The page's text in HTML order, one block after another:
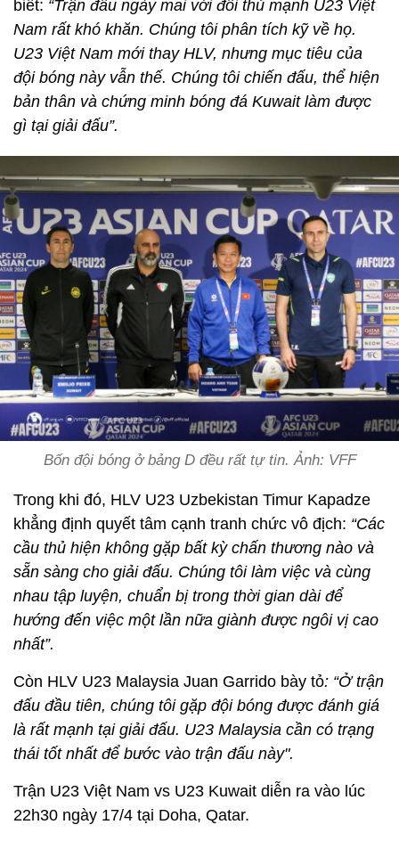
biết: “Trận đấu ngày mai với đối thủ mạnh U23 Việt
Nam rất khó khăn. Chúng tôi phân tích kỹ về họ.
U23 Việt Nam mới thay HLV, nhưng mục tiêu của
đội bóng này vẫn thế. Chúng tôi chiến đấu, thể hiện
bản thân và chứng minh bóng đá Kuwait làm được
gì tại giải đấu”.
Bốn đội bóng ở bảng D đều rất tự tin. Ảnh: VFF
Trong khi đó, HLV U23 Uzbekistan Timur Kapadze
khẳng định quyết tâm cạnh tranh chức vô địch: “Các
cầu thủ hiện không gặp bất kỳ chấn thương nào và
sẵn sàng cho giải đấu. Chúng tôi làm việc và cùng
nhau tập luyện, chuẩn bị trong thời gian dài để
hướng đến việc một lần nữa giành được ngôi vị cao
nhất”.
Còn HLV U23 Malaysia Juan Garrido bày tỏ: “Ở trận
đấu đầu tiên, chúng tôi gặp đội bóng được đánh giá
là rất mạnh tại giải đấu. U23 Malaysia cần có trạng
thái tốt nhất để bước vào trận đấu này".
Trận U23 Việt Nam vs U23 Kuwait diễn ra vào lúc
22h30 ngày 17/4 tại Doha, Qatar.